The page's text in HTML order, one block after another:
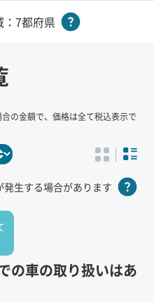
：7都府県
の金額で、価格は全て税込表示で
発生する場合があります
の車の取り扱いはあ